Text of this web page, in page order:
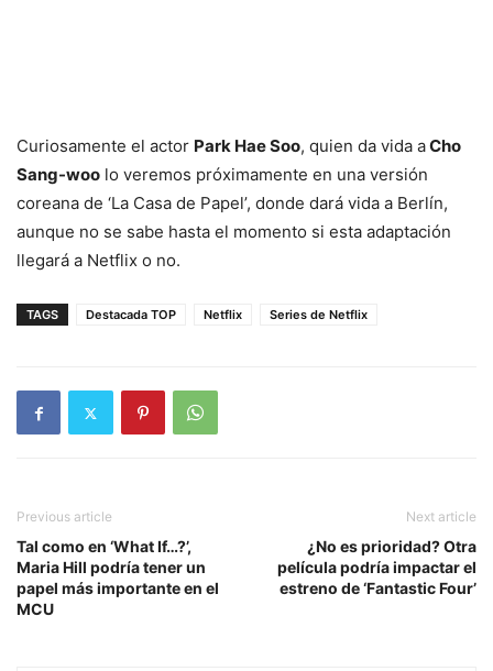
Curiosamente el actor Park Hae Soo, quien da vida aCho
Sang-woo lo veremos próximamente en una versión
coreana de ‘La Casa de Papel’, donde dará vida a Berlín,
aunque no se sabe hasta el momento si esta adaptación
llegará a Netflix o no.
TAGS Destacada TOP Netflix Series de Netflix
Previous article
Tal como en ‘What If…?’,
Maria Hill podría tener un
papel más importante en el
MCU
Next article
¿No es prioridad? Otra
película podría impactar el
estreno de ‘Fantastic Four’